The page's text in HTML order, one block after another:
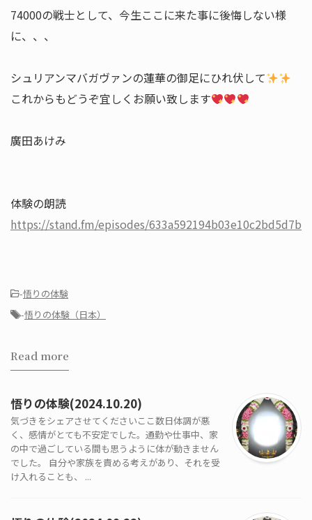
74000の戦士として、今生ここに来た事に後悔しない様
に、、、
シュリアンマバガヴァンの蓮華の御足にひれ伏して
これからもどうぞ宜しくお願い致します
廣田あけみ
体験の朗読
https://stand.fm/episodes/633a592194b03e10c2bd5d7b
-悟りの体験
-悟りの体験（日本）
Read more
悟りの体験(2024.10.20)
気づきをシェアさせてくださいここ数日体調が悪
く、感情がとても不安定でした。通勤や仕事中、家
の中で過ごしている間も思うように体が動きません
でした。 自分や家族を責める考えがあり、それを受
け入れることも、 ...